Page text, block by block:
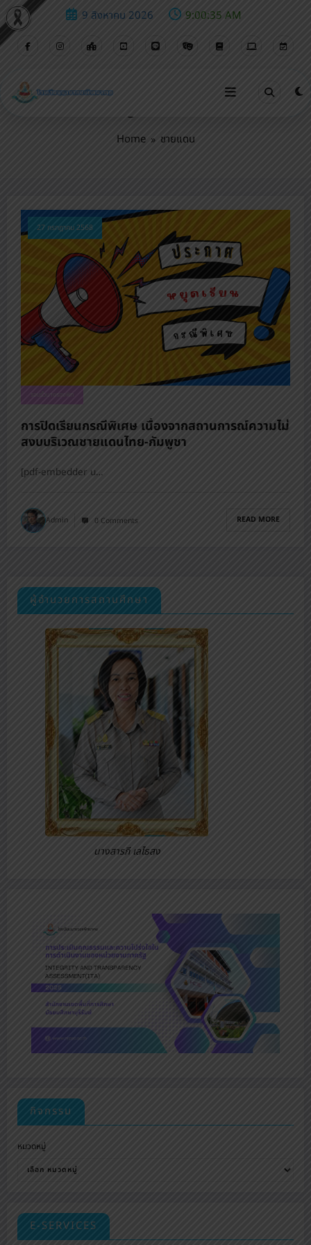
9 สิงหาคม 2026 9:00:36 AM
Home ชายแดน
27 กรกฎาคม 2568
รอบรั้วนางรองพิท
การปิดเรียนกรณีพิเศษ เนื่องจากสถานการณ์ความไม่
สงบบริเวณชายแดนไทย-กัมพูชา
[pdf-embedder u…
Admin 0 Comments READ MORE
ผู้อำนวยการสถานศึกษา
นางสารภี เลไธสง
กิจกรรม
หมวดหมู่
E-SERVICES